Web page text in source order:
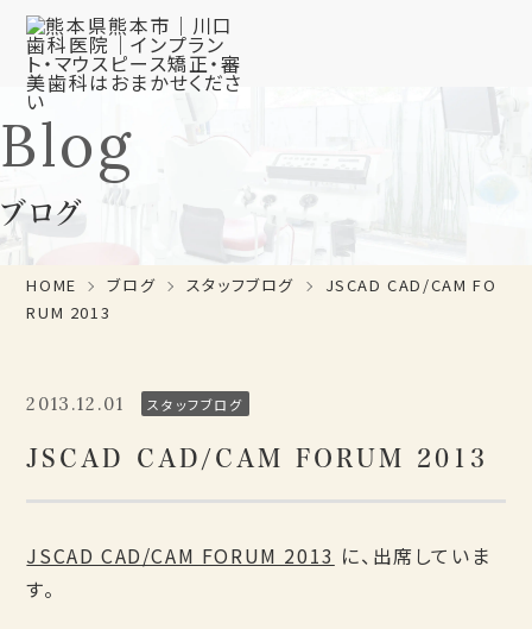
Blog
ブログ
HOME ブログ スタッフブログ
JSCAD CAD/CAM FO
RUM 2013
2013.12.01 スタッフブログ
JSCAD CAD/CAM FORUM 2013
JSCAD CAD/CAM FORUM 2013 に、出席していま
す。